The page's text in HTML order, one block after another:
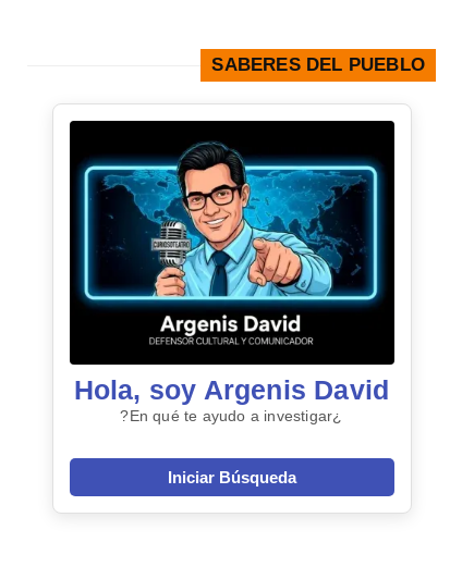
SABERES DEL PUEBLO
Hola, soy Argenis David
¿En qué te ayudo a investigar?
Iniciar Búsqueda